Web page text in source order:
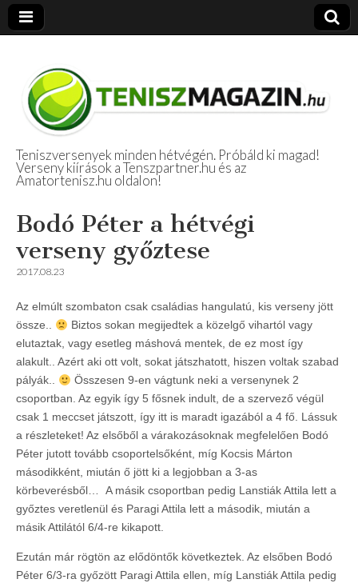
Amatőr Tenisz
Beszámolók
Teniszversenyek minden hétvégén. Próbáld ki magad!
Verseny kiírások a Tenszpartner.hu és az
Amatortenisz.hu oldalon!
Bodó Péter a hétvégi
verseny győztese
2017.08.23
Az elmúlt szombaton csak családias hangulatú, kis verseny jött
össze..
Biztos sokan megijedtek a közelgő vihartól vagy
elutaztak, vagy esetleg máshová mentek, de ez most így
alakult.. Azért aki ott volt, sokat játszhatott, hiszen voltak szabad
pályák..
Összesen 9-en vágtunk neki a versenynek 2
csoportban. Az egyik így 5 fősnek indult, de a szervező végül
csak 1 meccset játszott, így itt is maradt igazából a 4 fő. Lássuk
a részleteket! Az elsőből a várakozásoknak megfelelően Bodó
Péter jutott tovább csoportelsőként, míg Kocsis Márton
másodikként, miután ő jött ki a legjobban a 3-as
körbeverésből… A másik csoportban pedig Lanstiák Attila lett a
győztes veretlenül és Paragi Attila lett a második, miután a
másik Attilától 6/4-re kikapott.
Ezután már rögtön az elődöntők következtek. Az elsőben Bodó
Péter 6/3-ra győzött Paragi Attila ellen, míg Lanstiák Attila pedig